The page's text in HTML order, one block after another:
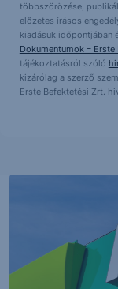
többszörözése,
előzetes írásos
kiadásuk időpontjában
Dokumentumok – Erste
tájékoztatásról szóló
kizárólag a szerző
Erste Befektetési Zrt.